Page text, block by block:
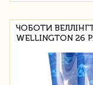
ЧОБОТИ
WELLINGTON 26